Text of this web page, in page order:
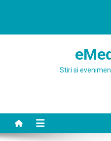
Stiri si